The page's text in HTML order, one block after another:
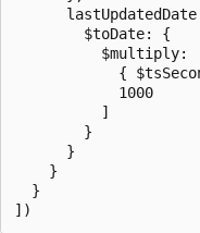
        $toDate: {
$multiply:
{
            1000
          ]
        }
      }
    }
  }